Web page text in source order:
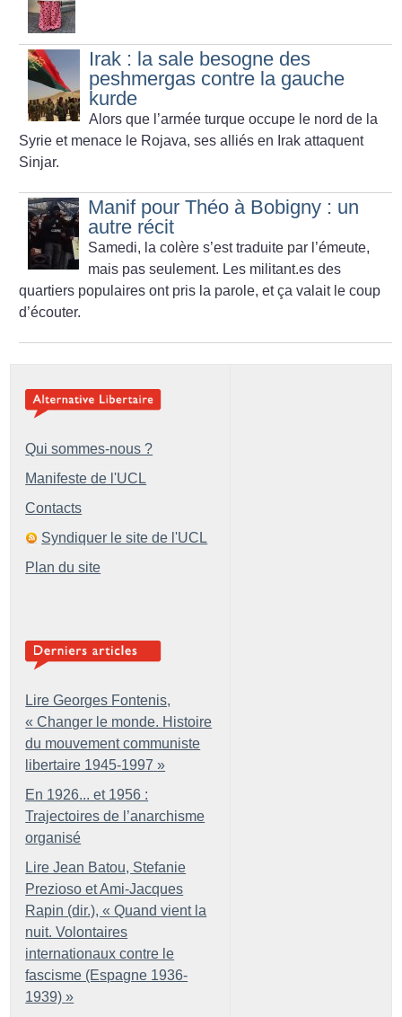
Irak : la sale besogne des
peshmergas contre la gauche
kurde
Alors que l’armée turque occupe le nord de la
Syrie et menace le Rojava, ses alliés en Irak attaquent
Sinjar.
Manif pour Théo à Bobigny : un
autre récit
Samedi, la colère s’est traduite par l’émeute,
mais pas seulement. Les militant.es des
quartiers populaires ont pris la parole, et ça valait le coup
d’écouter.
Qui sommes-nous ?
Manifeste de l'UCL
Contacts
Syndiquer le site de l'UCL
Plan du site
Lire Georges Fontenis,
« Changer le monde. Histoire
du mouvement communiste
libertaire 1945-1997 »
En 1926... et 1956 :
Trajectoires de l’anarchisme
organisé
Lire Jean Batou, Stefanie
Prezioso et Ami-Jacques
Rapin (dir.), « Quand vient la
nuit. Volontaires
internationaux contre le
fascisme (Espagne 1936-
1939) »